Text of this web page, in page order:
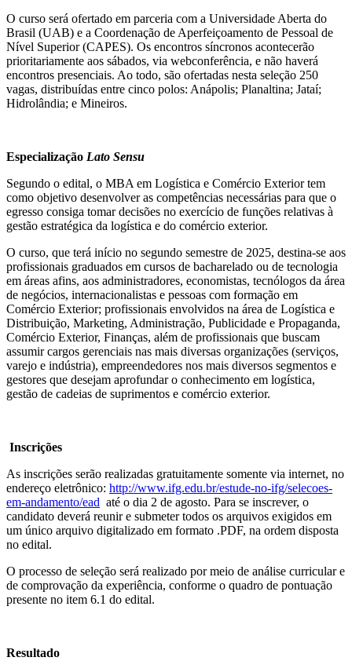
O curso será ofertado em parceria com a Universidade Aberta do
Brasil (UAB) e a Coordenação de Aperfeiçoamento de Pessoal de
Nível Superior (CAPES). Os encontros síncronos acontecerão
prioritariamente aos sábados, via webconferência, e não haverá
encontros presenciais. Ao todo, são ofertadas nesta seleção 250
vagas, distribuídas entre cinco polos: Anápolis; Planaltina; Jataí;
Hidrolândia; e Mineiros.
Especialização Lato Sensu
Segundo o edital, o MBA em Logística e Comércio Exterior tem
como objetivo desenvolver as competências necessárias para que o
egresso consiga tomar decisões no exercício de funções relativas à
gestão estratégica da logística e do comércio exterior.
O curso, que terá início no segundo semestre de 2025, destina-se aos
profissionais graduados em cursos de bacharelado ou de tecnologia
em áreas afins, aos administradores, economistas, tecnólogos da área
de negócios, internacionalistas e pessoas com formação em
Comércio Exterior; profissionais envolvidos na área de Logística e
Distribuição, Marketing, Administração, Publicidade e Propaganda,
Comércio Exterior, Finanças, além de profissionais que buscam
assumir cargos gerenciais nas mais diversas organizações (serviços,
varejo e indústria), empreendedores nos mais diversos segmentos e
gestores que desejam aprofundar o conhecimento em logística,
gestão de cadeias de suprimentos e comércio exterior.
Inscrições
As inscrições serão realizadas gratuitamente somente via internet, no
endereço eletrônico: http://www.ifg.edu.br/estude-no-ifg/selecoes-
em-andamento/ead até o dia 2 de agosto. Para se inscrever, o
candidato deverá reunir e submeter todos os arquivos exigidos em
um único arquivo digitalizado em formato .PDF, na ordem disposta
no edital.
O processo de seleção será realizado por meio de análise curricular e
de comprovação da experiência, conforme o quadro de pontuação
presente no item 6.1 do edital.
Resultado